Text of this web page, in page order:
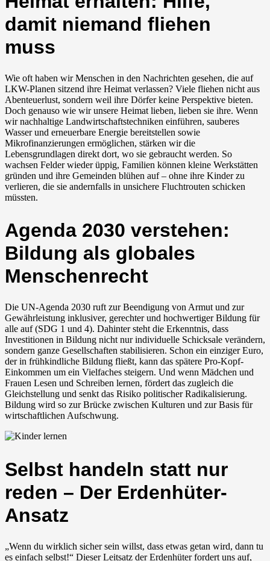
damit niemand fliehen
muss
Wie oft haben wir Menschen in den Nachrichten gesehen, die auf
LKW-Planen sitzend ihre Heimat verlassen? Viele fliehen nicht aus
Abenteuerlust, sondern weil ihre Dörfer keine Perspektive bieten.
Doch genauso wie wir unsere Heimat lieben, lieben sie ihre. Wenn
wir nachhaltige Landwirtschaftstechniken einführen, sauberes
Wasser und erneuerbare Energie bereitstellen sowie
Mikrofinanzierungen ermöglichen, stärken wir die
Lebensgrundlagen direkt dort, wo sie gebraucht werden. So
wachsen Felder wieder üppig, Familien können kleine Werkstätten
gründen und ihre Gemeinden blühen auf – ohne ihre Kinder zu
verlieren, die sie andernfalls in unsichere Fluchtrouten schicken
müssten.
Agenda 2030 verstehen:
Bildung als globales
Menschenrecht
Die UN-Agenda 2030 ruft zur Beendigung von Armut und zur
Gewährleistung inklusiver, gerechter und hochwertiger Bildung für
alle auf (SDG 1 und 4). Dahinter steht die Erkenntnis, dass
Investitionen in Bildung nicht nur individuelle Schicksale verändern,
sondern ganze Gesellschaften stabilisieren. Schon ein einziger Euro,
der in frühkindliche Bildung fließt, kann das spätere Pro-Kopf-
Einkommen um ein Vielfaches steigern. Und wenn Mädchen und
Frauen Lesen und Schreiben lernen, fördert das zugleich die
Gleichstellung und senkt das Risiko politischer Radikalisierung.
Bildung wird so zur Brücke zwischen Kulturen und zur Basis für
wirtschaftlichen Aufschwung.
Selbst handeln statt nur
reden – Der Erdenhüter-
Ansatz
„Wenn du wirklich sicher sein willst, dass etwas getan wird, dann tu
es einfach selbst!“ Dieser Leitsatz der Erdenhüter fordert uns auf,